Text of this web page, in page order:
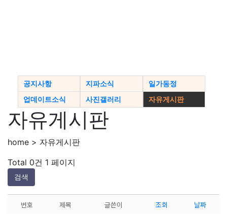
공지사항 지파소식
일가동정
업데이트소식
사진갤러리 자유게시판
자유게시판
home > 자유게시판
Total 0건 1 페이지
검색
번호 제목 글쓴이 조회 날짜